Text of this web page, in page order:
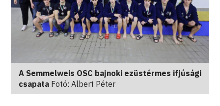
A Semmelweis OSC bajnoki ezüstérmes ifjúsági
csapata Fotó: Albert Péter